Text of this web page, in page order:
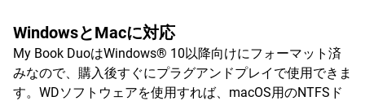
WindowsとMacに対応
My Book DuoはWindows® 10以降向けにフォーマット済
みなので、購入後すぐにプラグアンドプレイで使用できま
す。WDソフトウェアを使用すれば、macOS用のNTFSド